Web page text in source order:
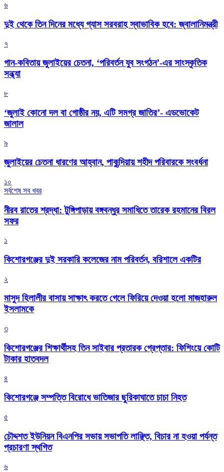
৬
দুই থেকে তিন দিনের মধ্যে গ্যাস সরবরাহ স্বাভাবিক হবে: জ্বালানিমন্ত্রী
৭
গান-কবিতায় জুলাইয়ের চেতনা, ‘পরিবর্তন যুব সংগঠন’-এর সাংস্কৃতিক
সন্ধ্যা
৮
‘জুলাই কোনো দল বা গোষ্ঠীর নয়, এটি সমগ্র জাতির’- এডভোকেট
জালাল
৯
জুলাইয়ের চেতনা ধারণের আহ্বান, পাকুন্দিয়ায় শহীদ পরিবারকে সংবর্ধনা
১০
সর্বশেষ সব খবর
নীরব রাতের শ্রদ্ধা: টুঙ্গিপাড়ায় বঙ্গবন্ধুর সমাধিতে তারেক রহমানের বিরল
সফর
১
কিশোরগঞ্জের দুই সরকারি কলেজের নাম পরিবর্তন, বরিশালে একটির
২
মাসুদ হিলালীর বাসায় সাক্ষাৎ করতে গেলে ফিরিয়ে দেওয়া হলো মাজহারুল
ইসলামকে
৩
কিশোরগঞ্জের শিক্ষার্থীসহ তিন সাইবার প্রতারক গ্রেপ্তার: ফিশিংয়ে কোটি
টাকার হাতবদল
৪
কিশোরগঞ্জে সম্পত্তি বিরোধে ভাতিজার ছুরিকাঘাতে চাচা নিহত
৫
চৌদ্দশত ইউনিয়ন বিএনপির সভায় সভাপতি লাঞ্ছিত, বিচার না হওয়া পর্যন্ত
প্রচারণা স্থগিত
৬